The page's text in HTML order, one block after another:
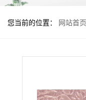
您当前的位置： 网站首页